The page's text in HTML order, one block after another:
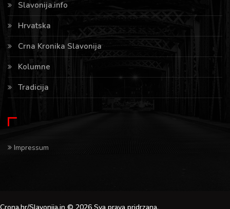
Slavonija.info
Hrvatska
Crna Kronika Slavonija
Kolumne
Tradicija
Impressum